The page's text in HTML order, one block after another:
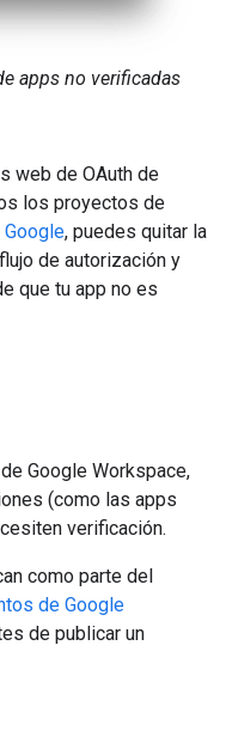
apps no verificadas
web de OAuth de
los proyectos de
, puedes quitar la
de autorización y
que tu app no es
Google Workspace,
(como las apps
verificación.
como parte del
de Google
de publicar un